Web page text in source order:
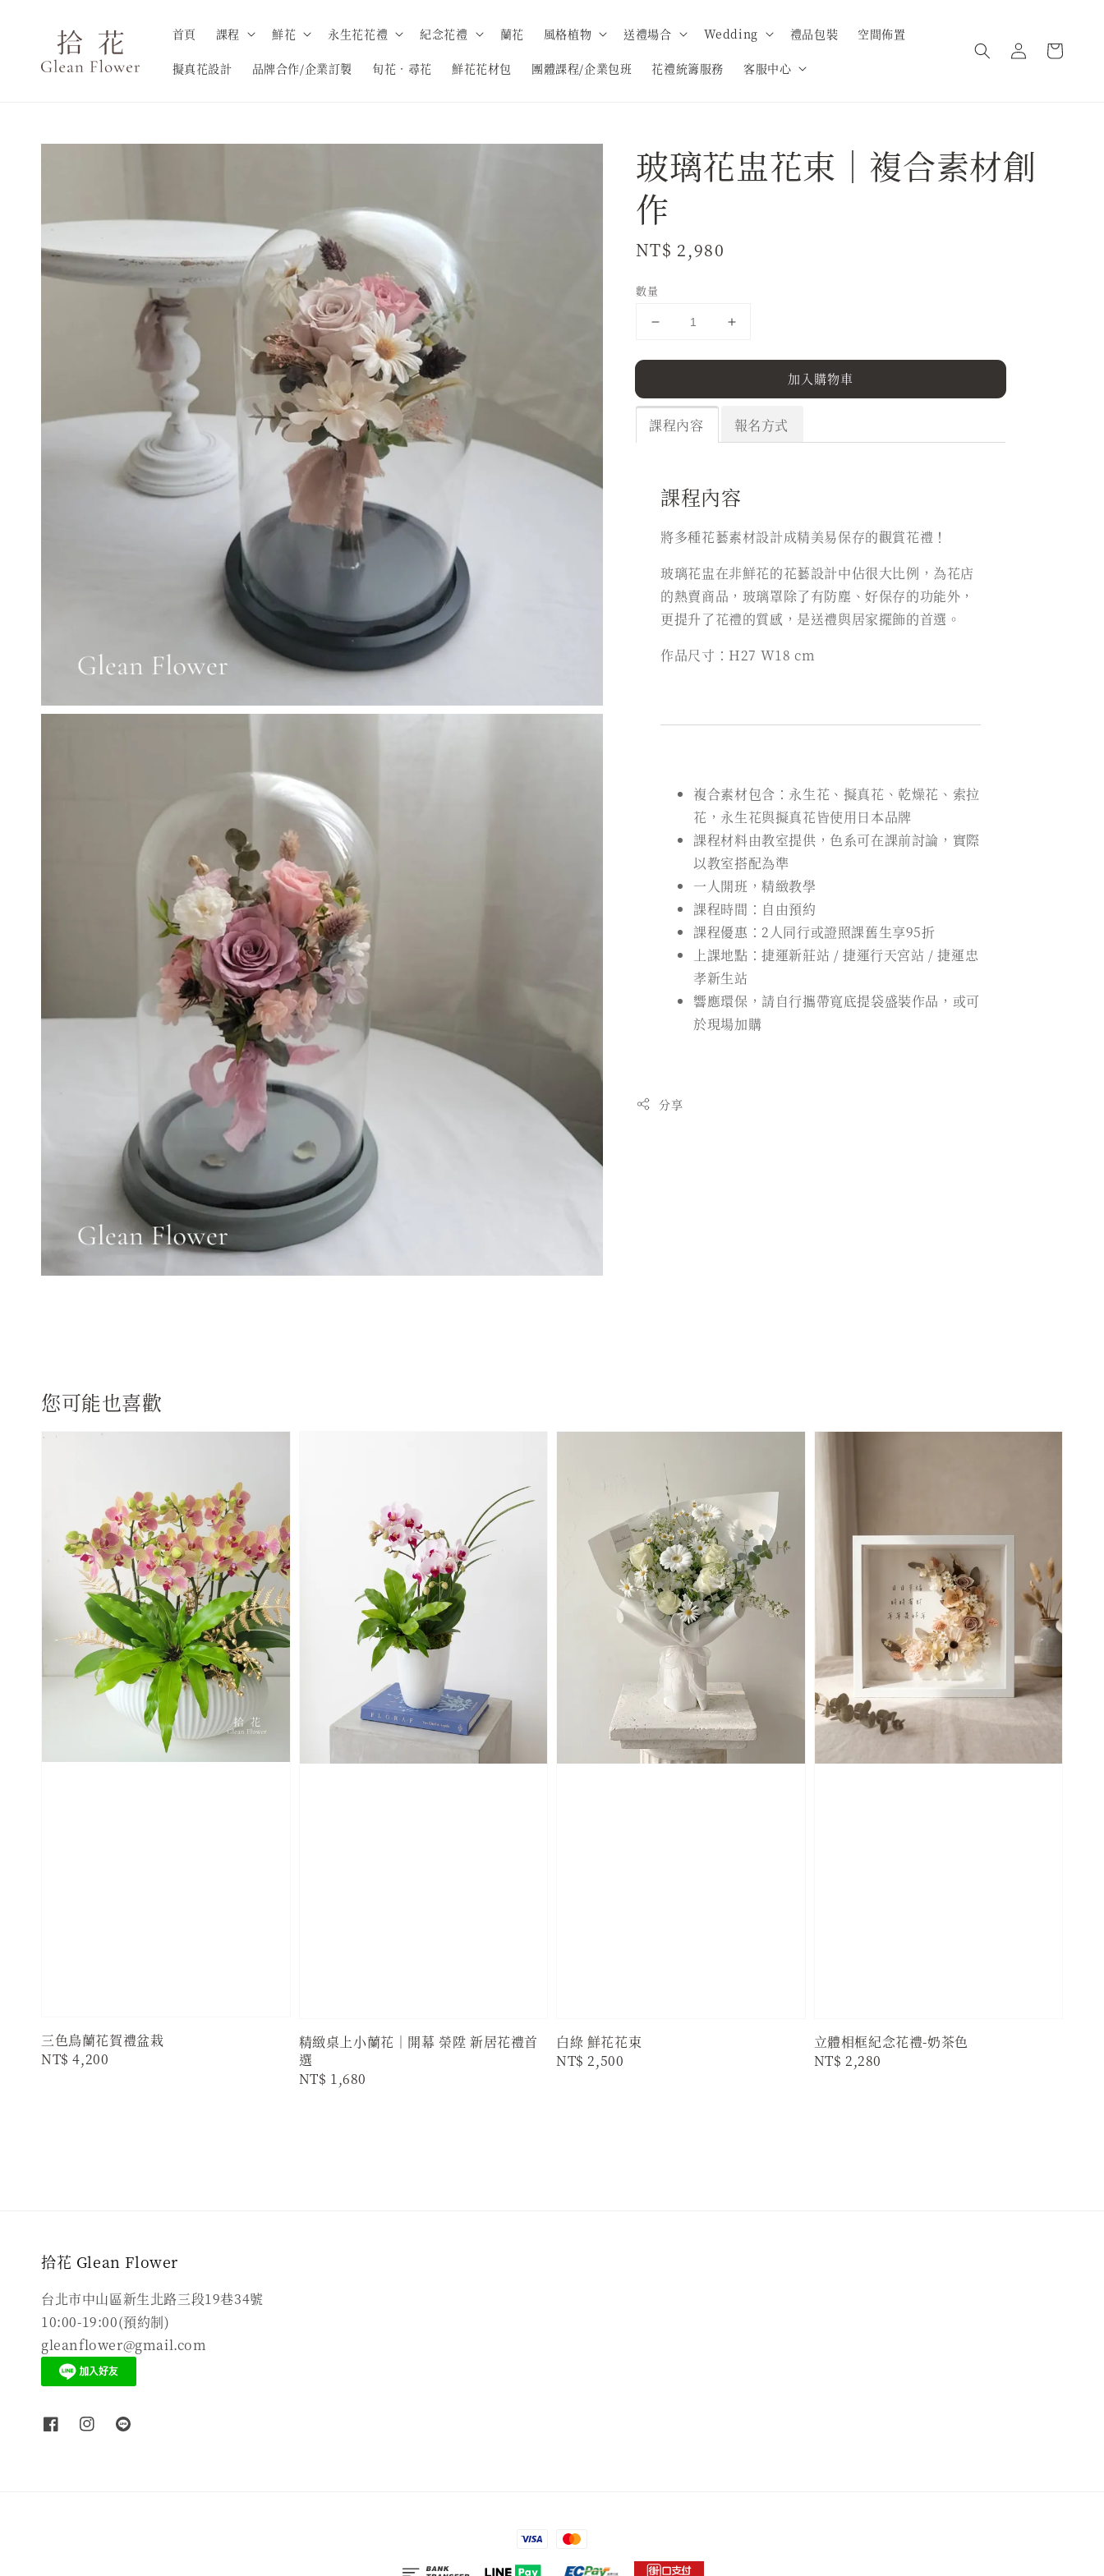
首頁 課程 鮮花 永生花花禮 紀念花禮 蘭花 風格植物 送禮場合 Wedding 禮品包裝 空間佈置
擬真花設計 品牌合作/企業訂製 旬花．尋花 鮮花花材包 團體課程/企業包班 花禮統籌服務 客服中心
玻璃花盅花束｜複合素材創
作
Regular
NT$ 2,980
數量
加入購物車
課程內容 報名方式
課程內容
將多種花藝素材設計成精美易保存的觀賞花禮！
玻璃花盅在非鮮花的花藝設計中佔很大比例，為花店
的熱賣商品，玻璃罩除了有防塵、好保存的功能外，
更提升了花禮的質感，是送禮與居家擺飾的首選。
作品尺寸：H27 W18 cm
複合素材包含：永生花、擬真花、乾燥花、索拉
花，永生花與擬真花皆使用日本品牌
課程材料由教室提供，色系可在課前討論，實際
以教室搭配為準
一人開班，精緻教學
課程時間：自由預約
課程優惠：2人同行或證照課舊生享95折
上課地點：捷運新莊站 / 捷運行天宮站 / 捷運忠
孝新生站
響應環保，請自行攜帶寬底提袋盛裝作品，或可
於現場加購
分享
您可能也喜歡
三色鳥蘭花賀禮盆栽
Regular
NT$ 4,200
精緻桌上小蘭花｜開幕 榮陞 新居花禮首
選
Regular
NT$ 1,680
白綠 鮮花花束
Regular
NT$ 2,500
立體相框紀念花禮-奶茶色
Regular
NT$ 2,280
拾花 Glean Flower
台北市中山區新生北路三段19巷34號
10:00-19:00(預約制)
gleanflower@gmail.com